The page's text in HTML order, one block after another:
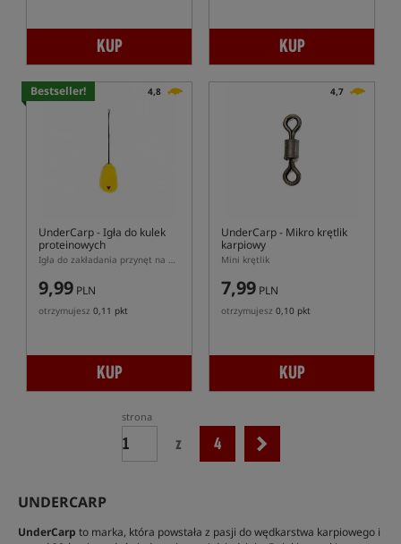
KUP KUP
Bestseller! 4,8
UnderCarp- Igła do kulek
proteinowych
Igła do zakładania przynęt na włos
9,99 PLN
otrzymujesz 0,11 pkt
KUP
4,7
UnderCarp- Mikro krętlik
karpiowy
Mini krętlik
7,99 PLN
otrzymujesz 0,10 pkt
KUP
strona
z 4
UNDERCARP
UnderCarp to marka, która powstała z pasji do wędkarstwa karpiowego i